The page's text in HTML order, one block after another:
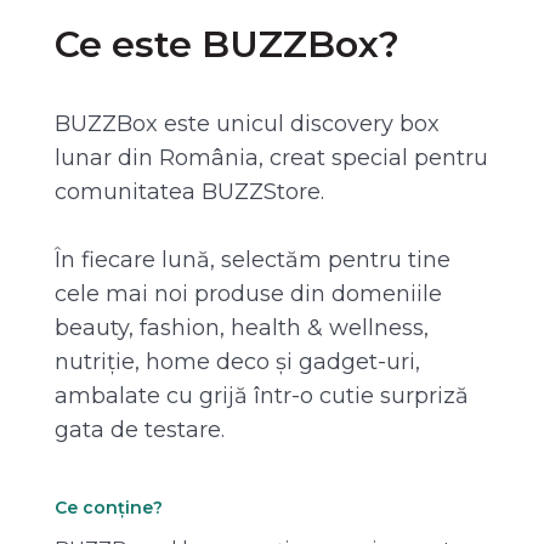
Ce este BUZZBox?
BUZZBox este unicul discovery box
lunar din România, creat special pentru
comunitatea BUZZStore.
În fiecare lună, selectăm pentru tine
cele mai noi produse din domeniile
beauty, fashion, health & wellness,
nutriție, home deco și gadget-uri,
ambalate cu grijă într-o cutie surpriză
gata de testare.
Ce conține?